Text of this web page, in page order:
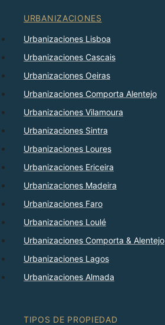
URBANIZACIONES
Urbanizaciones Lisboa
Urbanizaciones Cascais
Urbanizaciones Oeiras
Urbanizaciones Comporta Alentejo
Urbanizaciones Vilamoura
Urbanizaciones Sintra
Urbanizaciones Loures
Urbanizaciones Ericeira
Urbanizaciones Madeira
Urbanizaciones Faro
Urbanizaciones Loulé
Urbanizaciones Comporta & Alentejo
Urbanizaciones Lagos
Urbanizaciones Almada
TIPOS DE PROPIEDAD